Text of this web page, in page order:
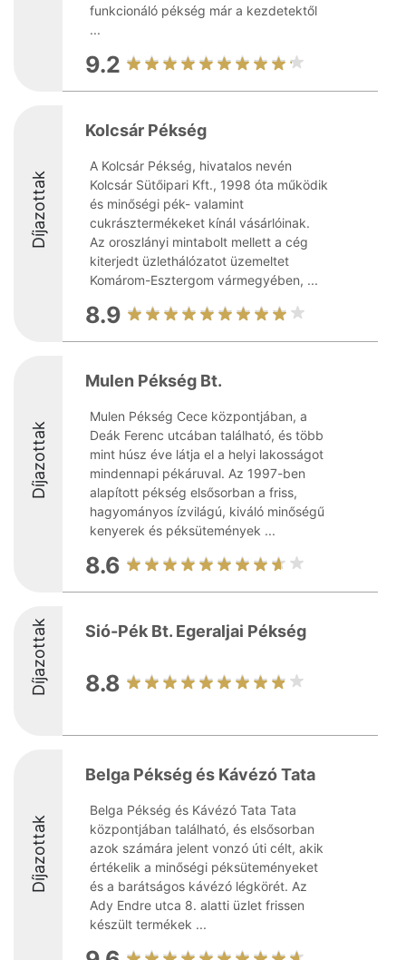
funkcionáló pékség már a kezdetektől
...
9.2
Díjazottak
Kolcsár Pékség
A Kolcsár Pékség, hivatalos nevén
Kolcsár Sütőipari Kft., 1998 óta működik
és minőségi pék- valamint
cukrásztermékeket kínál vásárlóinak.
Az oroszlányi mintabolt mellett a cég
kiterjedt üzlethálózatot üzemeltet
Komárom-Esztergom vármegyében, ...
8.9
Díjazottak
Mulen Pékség Bt.
Mulen Pékség Cece központjában, a
Deák Ferenc utcában található, és több
mint húsz éve látja el a helyi lakosságot
mindennapi pékáruval. Az 1997-ben
alapított pékség elsősorban a friss,
hagyományos ízvilágú, kiváló minőségű
kenyerek és péksütemények ...
8.6
Díjazottak Sió-Pék Bt. Egeraljai Pékség
8.8
Díjazottak
Belga Pékség és Kávézó Tata
Belga Pékség és Kávézó Tata Tata
központjában található, és elsősorban
azok számára jelent vonzó úti célt, akik
értékelik a minőségi péksüteményeket
és a barátságos kávézó légkörét. Az
Ady Endre utca 8. alatti üzlet frissen
készült termékek ...